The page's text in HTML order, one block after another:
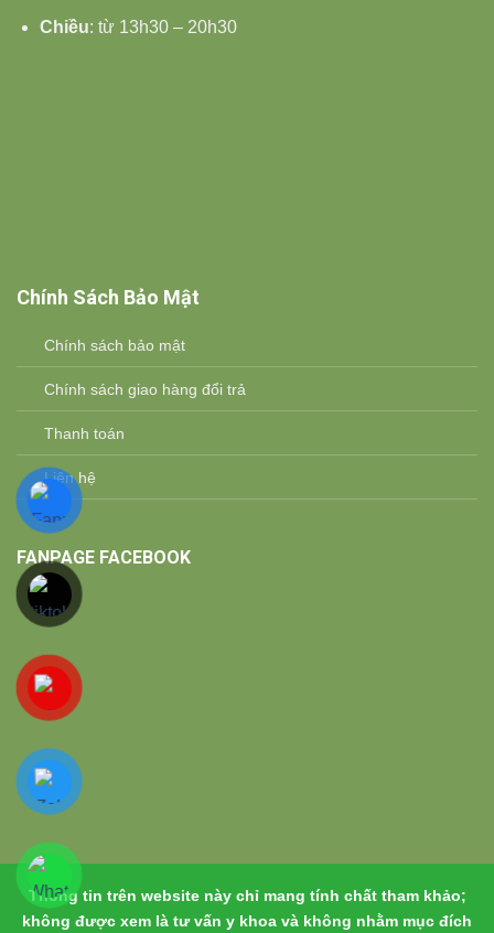
Chiều: từ 13h30 – 20h30
Chính Sách Bảo Mật
Chính sách bảo mật
Chính sách giao hàng đổi trả
Thanh toán
Liên hệ
FANPAGE FACEBOOK
Thông tin trên website này chỉ mang tính chất tham khảo;
không được xem là tư vấn y khoa và không nhằm mục đích